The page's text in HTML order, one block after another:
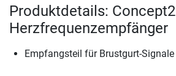
Produktdetails: Concept2
Herzfrequenzempfänger
Empfangsteil für Brustgurt-Signale